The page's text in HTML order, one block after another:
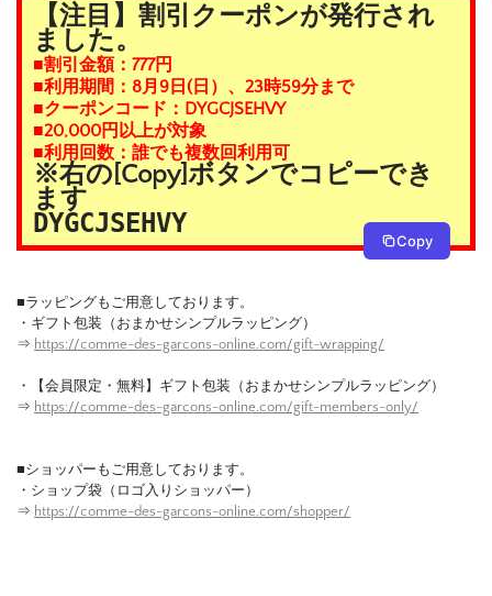
【注目】割引クーポンが発行され
ました。
■割引金額：777円
■利用期間：8月9日(日）、23時59分まで
■クーポンコード：DYGCJSEHVY
■20,000円以上が対象
■利用回数：誰でも複数回利用可
※右の[Copy]ボタンでコピーでき
ます
DYGCJSEHVY
Copy
■ラッピングもご用意しております。
・ギフト包装（おまかせシンプルラッピング）
⇒ https://comme-des-garcons-online.com/gift-wrapping/
・【会員限定・無料】ギフト包装（おまかせシンプルラッピング）
⇒ https://comme-des-garcons-online.com/gift-members-only/
■ショッパーもご用意しております。
・ショップ袋（ロゴ入りショッパー）
⇒ https://comme-des-garcons-online.com/shopper/